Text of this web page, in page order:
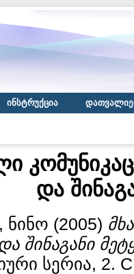
ინსტრუქცია
და
ნინო (2005)
შინაგანი
სერია, 2. С.